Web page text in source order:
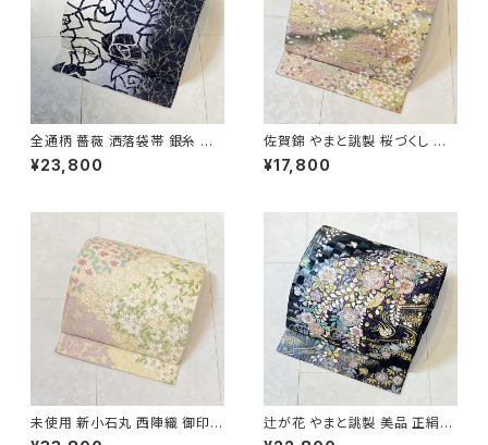
全通柄 薔薇 洒落袋帯 銀糸 長
尺 正絹 白 黒 青紫 659
¥23,800
佐賀錦 やまと誂製 桜づくし 袋
帯 正絹 金銀糸 ラメ ピンク 白
722
¥17,800
未使用 新小石丸 西陣織 御印華
唐織 花柄 袋帯 正絹 金糸 白 ク
辻が花 やまと誂製 美品 正絹
金糸 袋帯 黒 紺 紫 パステルカ